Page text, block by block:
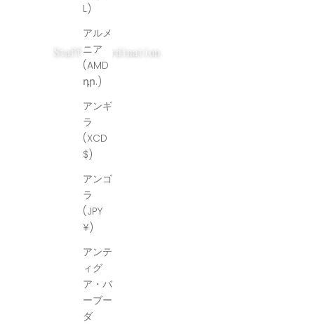
L)
アルメ
ニア
(AMD
դր.)
アンギ
ラ
(XCD
$)
アンゴ
ラ
(JPY
¥)
アンテ
ィグ
ア・バ
ーブー
ダ